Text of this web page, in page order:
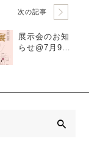
次の記事
展示会のお知
らせ@7月9日